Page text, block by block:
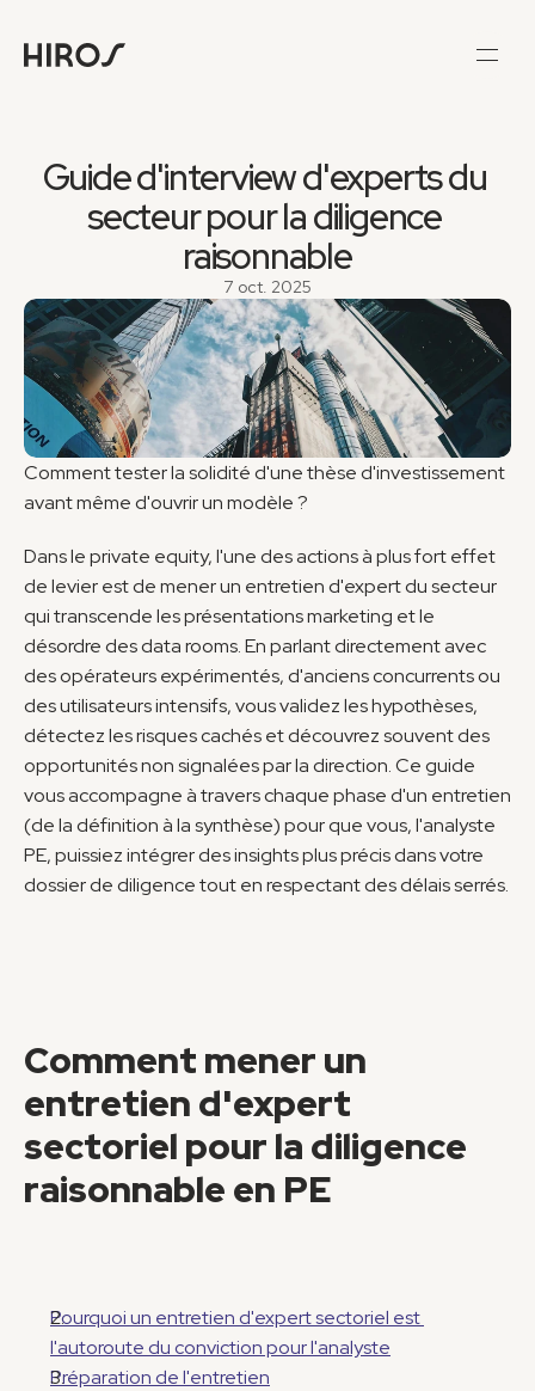
Guide d'interview d'experts du
secteur pour la diligence
raisonnable
7 oct. 2025
Comment tester la solidité d'une thèse d'investissement
avant même d'ouvrir un modèle ?
Dans le private equity, l'une des actions à plus fort effet
de levier est de mener un entretien d'expert du secteur
qui transcende les présentations marketing et le
désordre des data rooms. En parlant directement avec
des opérateurs expérimentés, d'anciens concurrents ou
des utilisateurs intensifs, vous validez les hypothèses,
détectez les risques cachés et découvrez souvent des
opportunités non signalées par la direction. Ce guide
vous accompagne à travers chaque phase d'un entretien
(de la définition à la synthèse) pour que vous, l'analyste
PE, puissiez intégrer des insights plus précis dans votre
dossier de diligence tout en respectant des délais serrés.
Comment mener un
entretien d'expert
sectoriel pour la diligence
raisonnable en PE
Pourquoi un entretien d'expert sectoriel est
l'autoroute du conviction pour l'analyste
Préparation de l'entretien